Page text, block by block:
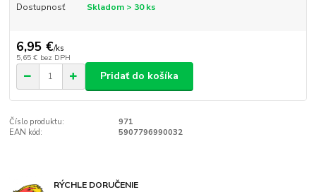
Dostupnosť Skladom > 30 ks
6,95 €/ks
5,65 € bez DPH
Pridať do košíka
Číslo produktu:
971
EAN kód:
5907796990032
RÝCHLE DORUČENIE